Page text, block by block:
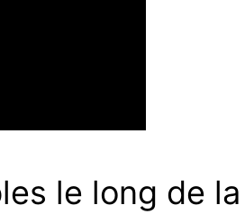
le long de